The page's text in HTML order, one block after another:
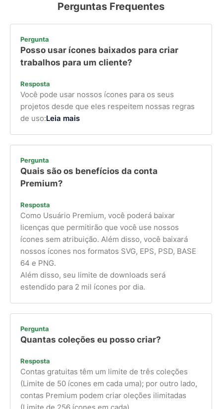
Perguntas Frequentes
Pergunta
Posso usar ícones baixados para criar
trabalhos para um cliente?
Resposta
Você pode usar nossos ícones para os seus
projetos desde que eles respeitem nossas regras
de uso:Leia mais
Pergunta
Quais são os benefícios da conta
Premium?
Resposta
Como Usuário Premium, você poderá baixar
licenças que permitirão que você use nossos
ícones sem atribuição. Além disso, você baixará
nossos ícones nos formatos SVG, EPS, PSD, BASE
64 e PNG.
Além disso, seu limite de downloads será
estendido para 2 mil ícones por dia.
Pergunta
Quantas coleções eu posso criar?
Resposta
Contas gratuitas têm um limite de três coleções
(Limite de 50 ícones em cada uma); por outro lado,
contas Premium podem criar oleções ilimitadas